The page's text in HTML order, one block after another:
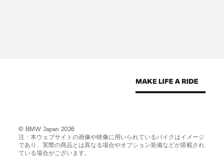
© BMW Japan 2026
注：本ウェブサイトの画像や映像に用いられているバイクはイメージ
であり、実際の商品とは異なる場合やオプション装備などが搭載され
ている場合がございます。